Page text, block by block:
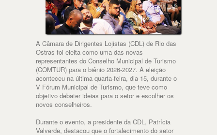
A Câmara de Dirigentes Lojistas (CDL) de Rio das
Ostras foi eleita como uma das novas
representantes do Conselho Municipal de Turismo
(COMTUR) para o biênio 2026-2027. A eleição
aconteceu na última quarta-feira, dia 15, durante o
V Fórum Municipal de Turismo, que teve como
objetivo debater ideias para o setor e escolher os
novos conselheiros.
Durante o evento, a presidente da CDL, Patrícia
Valverde, destacou que o fortalecimento do setor